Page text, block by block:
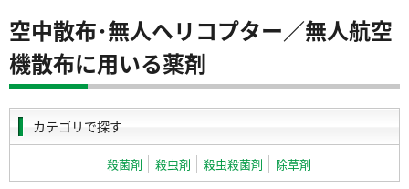
空中散布･無人ヘリコプター／無人航空
機散布に用いる薬剤
カテゴリで探す
殺菌剤 殺虫剤 殺虫殺菌剤 除草剤